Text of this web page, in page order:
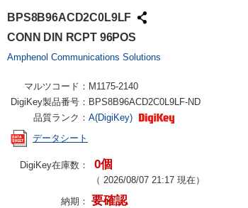
BPS8B96ACD2C0L9LF
CONN DIN RCPT 96POS
Amphenol Communications Solutions
マルツコード： M1175-2140
DigiKey製品番号： BPS8B96ACD2C0L9LF-ND
品質ランク： A(DigiKey)
データシート
DigiKey在庫数： 0個
（ 2026/08/07 21:17 現在）
納期： 要確認